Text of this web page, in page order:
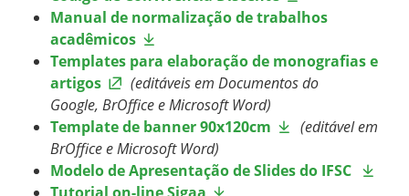
Oportunidades
Sistemas Acadêmicos
Documentos Úteis
Assistência Estudantil
Manual de normalização de trabalhos
acadêmicos
Templates para elaboração de monografias e
artigos
(editáveis em Documentos do
Google, BrOffice e Microsoft Word)
Template de banner 90x120cm
(editável em
BrOffice e Microsoft Word)
Modelo de Apresentação de Slides do IFSC